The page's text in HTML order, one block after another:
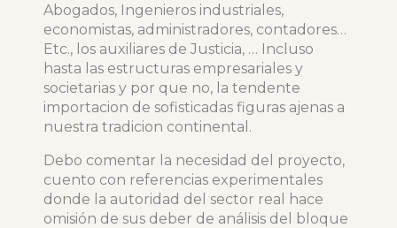
Abogados, Ingenieros industriales,
economistas, administradores, contadores…
Etc., los auxiliares de Justicia, … Incluso
hasta las estructuras empresariales y
societarias y por que no, la tendente
importacion de sofisticadas figuras ajenas a
nuestra tradicion continental.
Debo comentar la necesidad del proyecto,
cuento con referencias experimentales
donde la autoridad del sector real hace
omisión de sus deber de análisis del bloque